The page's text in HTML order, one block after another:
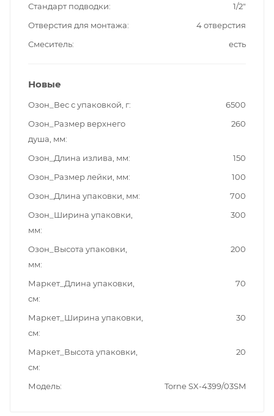
Стандарт подводки
1/2"
Отверстия для монтажа
4 отверстия
Смеситель
есть
Новые
Озон_Вес с упаковкой, г
6500
Озон_Размер верхнего
душа, мм
260
Озон_Длина излива, мм
150
Озон_Размер лейки, мм
100
Озон_Длина упаковки, мм
700
Озон_Ширина упаковки,
мм
300
Озон_Высота упаковки,
мм
200
Маркет_Длина упаковки,
см
70
Маркет_Ширина упаковки,
см
30
Маркет_Высота упаковки,
см
20
Модель Torne SX-4399/03SM